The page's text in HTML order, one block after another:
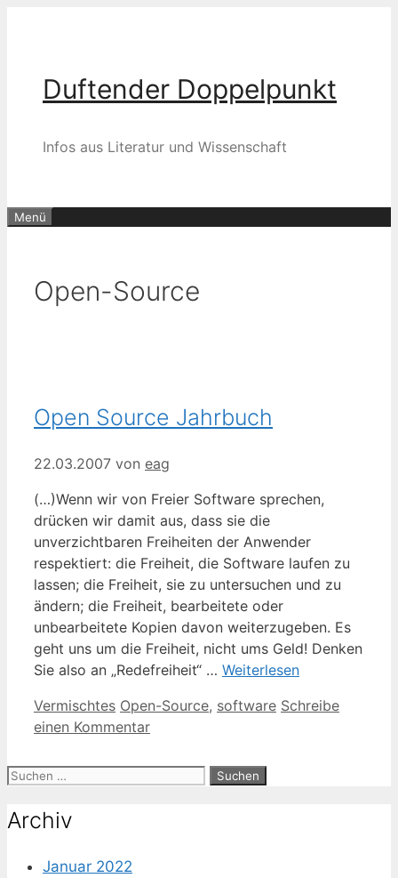
Duftender Doppelpunkt
Infos aus Literatur und Wissenschaft
Menü
Open-Source
Open Source Jahrbuch
22.03.2007 von eag
(…)Wenn wir von Freier Software sprechen,
drücken wir damit aus, dass sie die
unverzichtbaren Freiheiten der Anwender
respektiert: die Freiheit, die Software laufen zu
lassen; die Freiheit, sie zu untersuchen und zu
ändern; die Freiheit, bearbeitete oder
unbearbeitete Kopien davon weiterzugeben. Es
geht uns um die Freiheit, nicht ums Geld! Denken
Sie also an „Redefreiheit“ … Weiterlesen
Kategorien
Vermischtes Schlagwörter
Open-Source, software Schreibe
einen Kommentar
Suche
Archiv
Januar 2022